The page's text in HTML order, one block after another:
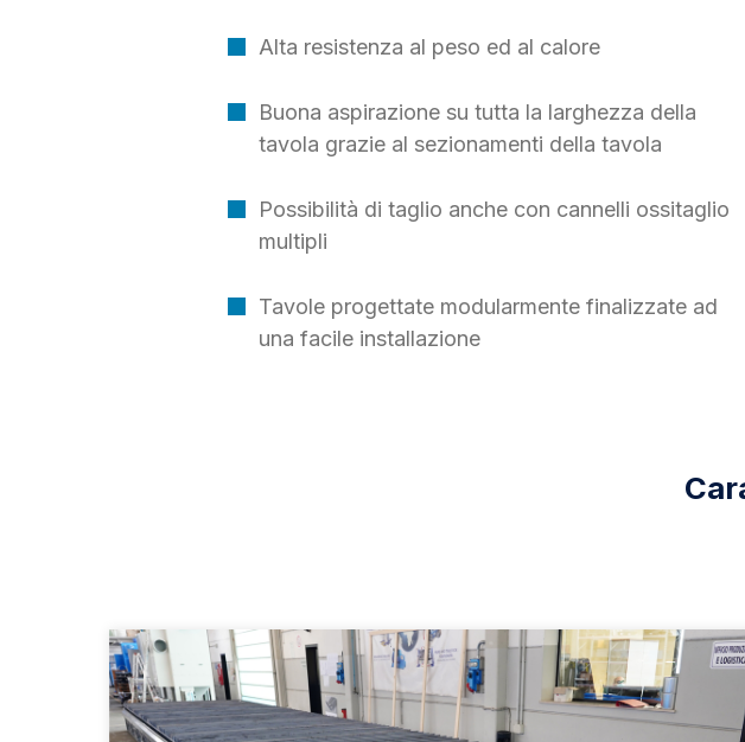
Alta resistenza al peso ed al calore
Buona aspirazione su tutta la larghezza della
tavola grazie al sezionamenti della tavola
Possibilità di taglio anche con cannelli ossitaglio
multipli
Tavole progettate modularmente finalizzate ad
una facile installazione